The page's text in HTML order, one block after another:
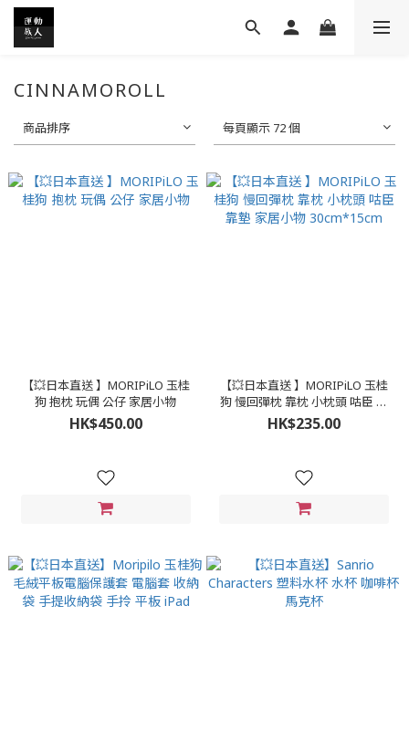
CINNAMOROLL
商品排序 每頁顯示 72 個
【💥日本直送 】MORIPiLO 玉桂
狗 抱枕 玩偶 公仔 家居小物
HK$450.00
【💥日本直送 】MORIPiLO 玉桂
狗 慢回彈枕 靠枕 小枕頭 咕臣 靠
墊 家居小物 30cm*15cm
HK$235.00